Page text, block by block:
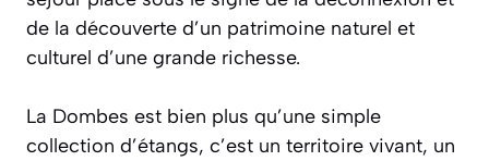
de la découverte d’un patrimoine naturel et
culturel d’une grande richesse.
La Dombes est bien plus qu’une simple
collection d’étangs, c’est un territoire vivant, un